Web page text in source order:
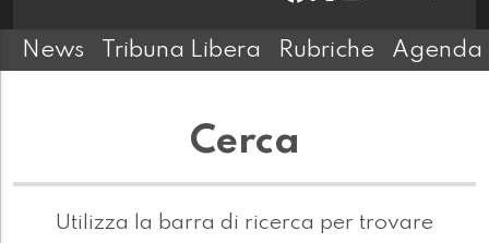
News Tribuna Libera Rubriche Agenda
Cerca
Utilizza la barra di ricerca per trovare